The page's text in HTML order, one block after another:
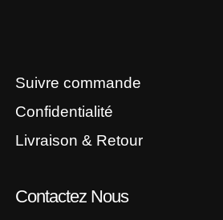
Suivre commande
Confidentialité
Livraison & Retour
Contactez Nous